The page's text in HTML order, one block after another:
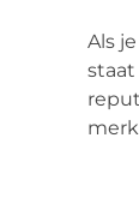
Als